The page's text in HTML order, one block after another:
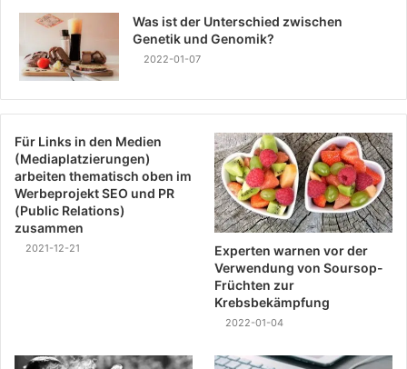
Was ist der Unterschied zwischen
Genetik und Genomik?
2022-01-07
Für Links in den Medien
(Mediaplatzierungen)
arbeiten thematisch oben im
Werbeprojekt SEO und PR
(Public Relations)
zusammen
2021-12-21
Experten warnen vor der
Verwendung von Soursop-
Früchten zur
Krebsbekämpfung
2022-01-04